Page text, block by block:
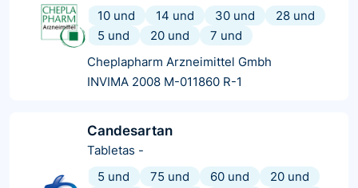
10 und
14 und 30 und
28 und
5 und
20 und
7 und
Cheplapharm Arzneimittel Gmbh
INVIMA 2008 M-011860 R-1
Candesartan
Tabletas -
5 und
75 und 60 und 20 und